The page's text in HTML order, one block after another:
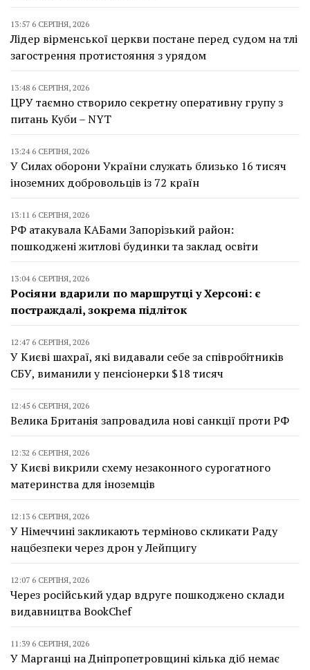
13:57 6 СЕРПНЯ, 2026
Лідер вірменської церкви постане перед судом на тлі
загострення протистояння з урядом
13:48 6 СЕРПНЯ, 2026
ЦРУ таємно створило секретну оперативну групу з
питань Куби – NYT
13:24 6 СЕРПНЯ, 2026
У Силах оборони України служать близько 16 тисяч
іноземних добровольців із 72 країн
13:11 6 СЕРПНЯ, 2026
РФ атакувала КАБами Запорізький район:
пошкоджені житлові будинки та заклад освіти
13:04 6 СЕРПНЯ, 2026
Росіяни вдарили по маршрутці у Херсоні: є
постраждалі, зокрема підліток
12:47 6 СЕРПНЯ, 2026
У Києві шахраї, які видавали себе за співробітників
СБУ, виманили у пенсіонерки $18 тисяч
12:45 6 СЕРПНЯ, 2026
Велика Британія запровадила нові санкції проти РФ
12:32 6 СЕРПНЯ, 2026
У Києві викрили схему незаконного сурогатного
материнства для іноземців
12:13 6 СЕРПНЯ, 2026
У Німеччині закликають терміново скликати Раду
нацбезпеки через дрон у Лейпцигу
12:07 6 СЕРПНЯ, 2026
Через російський удар вдруге пошкоджено склади
видавництва BookChef
11:39 6 СЕРПНЯ, 2026
У Марганці на Дніпропетровщині кілька діб немає